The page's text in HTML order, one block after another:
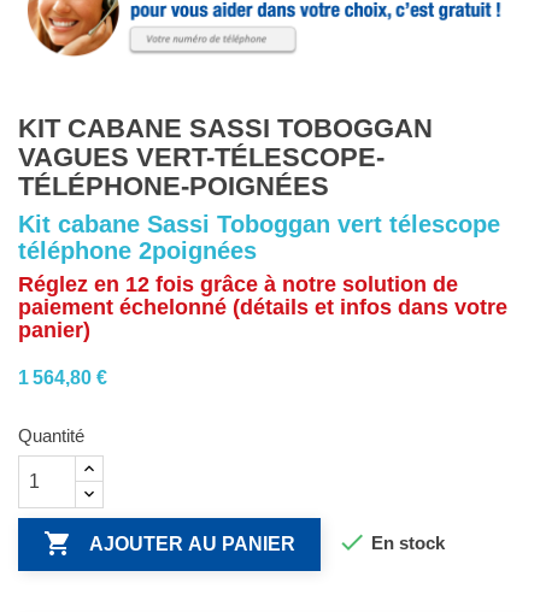
KIT CABANE SASSI TOBOGGAN
VAGUES VERT-TÉLESCOPE-
TÉLÉPHONE-POIGNÉES
Kit cabane Sassi Toboggan vert télescope
téléphone 2poignées
Réglez en 12 fois grâce à notre solution de
paiement échelonné (détails et infos dans votre
panier)
1 564,80 €
Quantité
 AJOUTER AU PANIER  En stock